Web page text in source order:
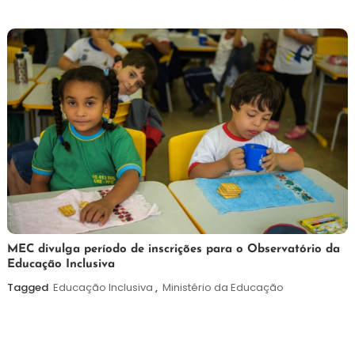
7
de
agosto
Maurilio
MEC divulga período de inscrições para o Observatório da
Educação Inclusiva
Tagged Educação Inclusiva , Ministério da Educação